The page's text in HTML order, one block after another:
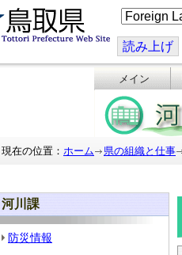
こ
の
ジ
を
翻
訳
す
る
読み上げ
メイン
現在の位置： ホーム 県の組織と仕事
河川課
防災情報